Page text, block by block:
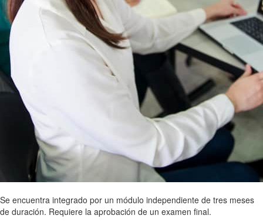
Se encuentra integrado por un módulo independiente de tres meses
de duración. Requiere la aprobación de un examen final.